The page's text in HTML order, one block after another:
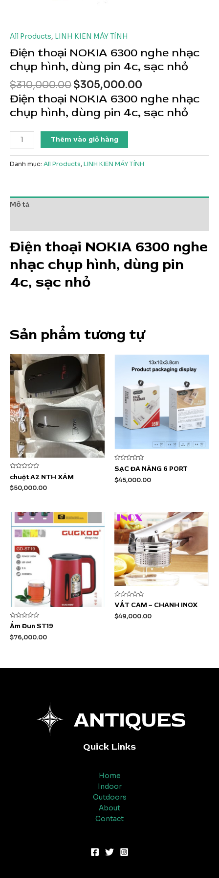
All Products, LINH KIEN MÁY TÍNH
Điện thoại NOKIA 6300 nghe nhạc
chụp hình, dùng pin 4c, sạc nhỏ
$310,000.00Giá
gốc
là:
$310,000.00.
$305,000.00
hiện
tại
là:
Điện thoại NOKIA 6300 nghe nhạc
chụp hình, dùng pin 4c, sạc nhỏ
Điện
thoại
NOKIA
6300
chụp
pin
4c,
nhỏ
số
lượng
Thêm vào giỏ hàng
Danh mục: All Products,LINH KIEN MÁY TÍNH
Mô tả
Điện thoại NOKIA 6300 nghe
nhạc chụp hình, dùng pin
4c, sạc nhỏ
Sản phẩm tương tự
Được
xếp
hạng
0
chuột A2 NTH XÁM
$50,000.00
Được
xếp
hạng
0
SẠC ĐA NĂNG 6 PORT
$45,000.00
Được
xếp
hạng
0
Ấm Đun ST19
$76,000.00
Được
xếp
hạng
0
VẮT CAM – CHANH INOX
$49,000.00
Quick Links
Home
Indoor
Outdoors
About
Contact